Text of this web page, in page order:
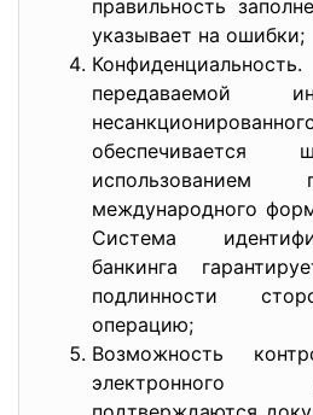
правильность
указывает на ошибки;
передаваемой
обеспечивается
использованием
международного
Система
банкинга
подлинности
операцию;
Возможность
электронного